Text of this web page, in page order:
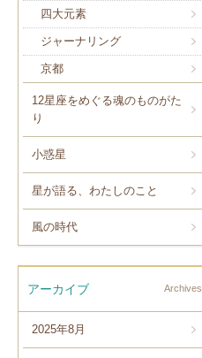
四大元素
ジャーナリング
京都
12星座をめぐる魂のものがた
り
小惑星
星が語る、わたしのこと
風の時代
アーカイブ Archives
2025年8月